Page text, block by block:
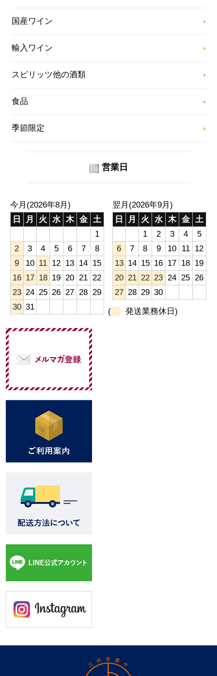
国産ワイン
輸入ワイン
スピリッツ他の酒類
食品
季節限定
営業日
今月(2026年8月)
日
月 火 水 木 金 土
1
2
3 4 5 6 7
8
9
10 11 12 13 14 15
16 17 18 19 20 21 22
23 24 25 26 27 28 29
30 31
翌月(2026年9月)
日
月 火 水 木 金
土
1
2 3 4
5
6
7 8 9 10 11
12
13 14 15 16 17 18 19
20 21 22 23 24 25 26
27 28 29 30
( 発送業務休日)